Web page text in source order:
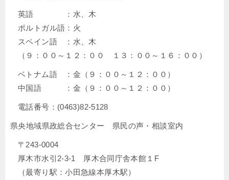
英語 ：水、木
ポルトガル語：火
スペイン語 ：水、木
（９：００～１２：００ １３：００～１６：００）
ベトナム語 ：金（９：００～１２：００）
中国語 ：金（９：００～１２：００）
電話番号：(0463)82-5128
県央地域県政総合センター 県民の声・相談室内
〒243-0004
厚木市水引2-3-1 厚木合同庁舎本館１F
（最寄り駅：小田急線本厚木駅）